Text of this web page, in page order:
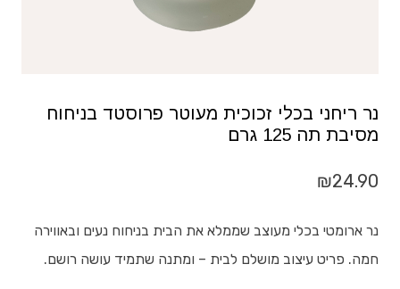
נר ריחני בכלי זכוכית מעוטר פרוסטד בניחוח
מסיבת תה 125 גרם
₪24.90
נר ארומטי בכלי מעוצב שממלא את הבית בניחוח נעים ובאווירה
חמה. פריט עיצוב מושלם לבית – ומתנה שתמיד עושה רושם.